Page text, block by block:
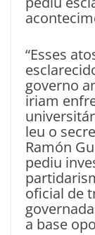
“Esses
governo
iriam
leu o
Ramón
pediu
oficial de
a base